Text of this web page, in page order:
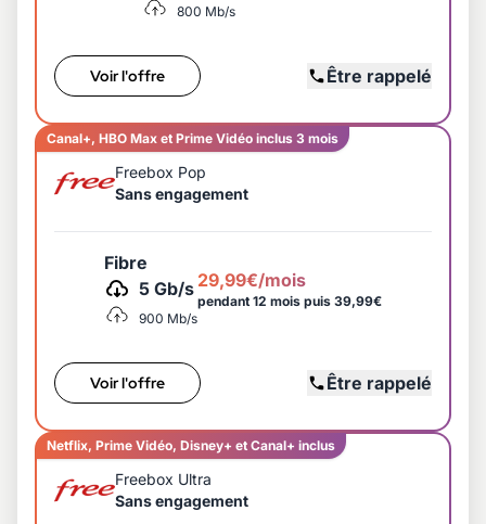
800 Mb/s
Voir l'offre Être rappelé
Canal+, HBO Max et Prime Vidéo inclus 3 mois
Freebox Pop
Sans engagement
Fibre
5 Gb/s
900 Mb/s
29,99€/mois
pendant 12 mois puis 39,99€
Voir l'offre Être rappelé
Netflix, Prime Vidéo, Disney+ et Canal+ inclus
Freebox Ultra
Sans engagement